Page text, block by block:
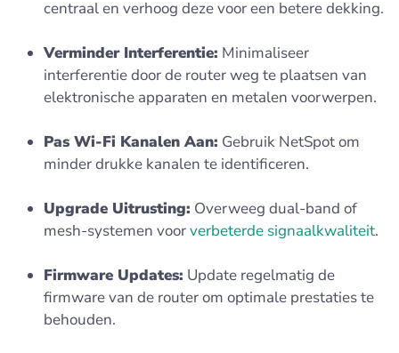
centraal en verhoog deze voor een betere dekking.
Verminder Interferentie: Minimaliseer
interferentie door de router weg te plaatsen van
elektronische apparaten en metalen voorwerpen.
Pas Wi-Fi Kanalen Aan: Gebruik NetSpot om
minder drukke kanalen te identificeren.
Upgrade Uitrusting: Overweeg dual-band of
mesh-systemen voorverbeterde signaalkwaliteit.
Firmware Updates: Update regelmatig de
firmware van de router om optimale prestaties te
behouden.